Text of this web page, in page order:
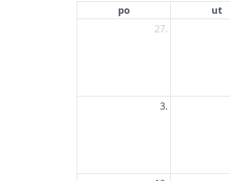
po ut
27.
3.